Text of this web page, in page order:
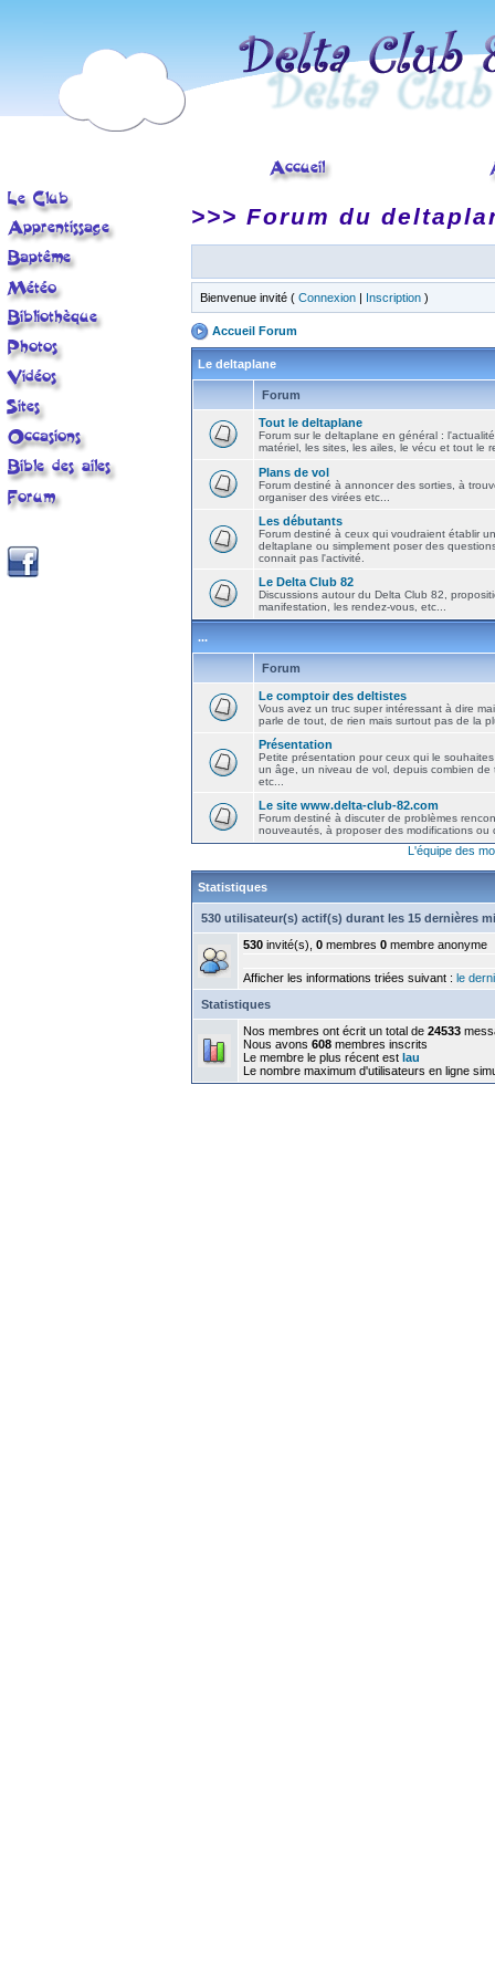
>>> Forum du
Bienvenue invité ( Connexion | Inscription )
Accueil Forum
Le deltaplane
Forum
Tout le deltaplane
Forum sur le deltaplane en général :
matériel, les sites, les ailes, le vécu et tout le
Plans de vol
Forum destiné à annoncer des sorties, à
organiser des virées etc...
Les débutants
Forum destiné à ceux qui voudraient établir
deltaplane ou simplement poser des
connait pas l'activité.
Le Delta Club 82
Discussions autour du Delta Club 82,
manifestation, les rendez-vous, etc...
...
Forum
Le comptoir des deltistes
Vous avez un truc super intéressant à dire
parle de tout, de rien mais surtout pas de la
Présentation
Petite présentation pour ceux qui le
un âge, un niveau de vol, depuis combien de
etc...
Le site www.delta-club-82.com
Forum destiné à discuter de problèmes
nouveautés, à proposer des modifications ou
L'équipe des
Statistiques
530 utilisateur(s) actif(s) durant les 15 dernières
530 invité(s), 0 membres 0 membre anonyme
Afficher les informations triées suivant : le
Statistiques
Nos membres ont écrit un total de 24533
Nous avons 608 membres inscrits
Le membre le plus récent est lau
Le nombre maximum d'utilisateurs en ligne